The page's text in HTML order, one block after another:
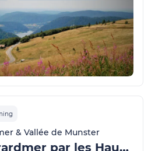
& Vallée de Munster
Tour de Gérardmer par les Hauts (actually closed)